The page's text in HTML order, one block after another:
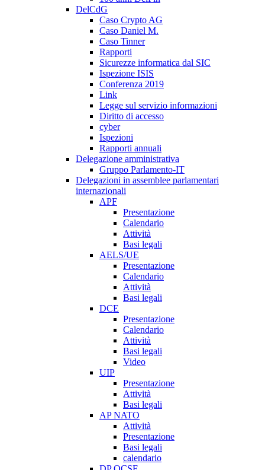
DelCdG
Caso Crypto AG
Caso Daniel M.
Caso Tinner
Rapporti
Sicurezze informatica dal SIC
Ispezione ISIS
Conferenza 2019
Link
Legge sul servizio informazioni
Diritto di accesso
cyber
Ispezioni
Rapporti annuali
Delegazione amministrativa
Gruppo Parlamento-IT
Delegazioni in assemblee parlamentari
internazionali
APF
Presentazione
Calendario
Attività
Basi legali
AELS/UE
Presentazione
Calendario
Attività
Basi legali
DCE
Presentazione
Calendario
Attività
Basi legali
Video
UIP
Presentazione
Attività
Basi legali
AP NATO
Attività
Presentazione
Basi legali
calendario